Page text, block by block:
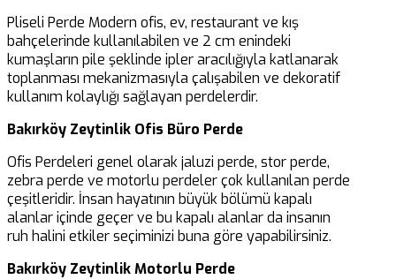
Pliseli Perde Modern ofis, ev, restaurant ve kış
bahçelerinde kullanılabilen ve 2 cm enindeki
kumaşların pile şeklinde ipler aracılığıyla katlanarak
toplanması mekanizmasıyla çalışabilen ve dekoratif
kullanım kolaylığı sağlayan perdelerdir.
Bakırköy Zeytinlik Ofis Büro Perde
Ofis Perdeleri genel olarak jaluzi perde, stor perde,
zebra perde ve motorlu perdeler çok kullanılan perde
çeşitleridir. İnsan hayatının büyük bölümü kapalı
alanlar içinde geçer ve bu kapalı alanlar da insanın
ruh halini etkiler seçiminizi buna göre yapabilirsiniz.
Bakırköy Zeytinlik Motorlu Perde